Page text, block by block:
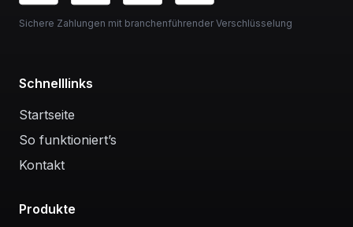
Sichere Zahlungen mit branchenführender Verschlüsselung
Schnelllinks
Startseite
So funktioniert’s
Kontakt
Produkte